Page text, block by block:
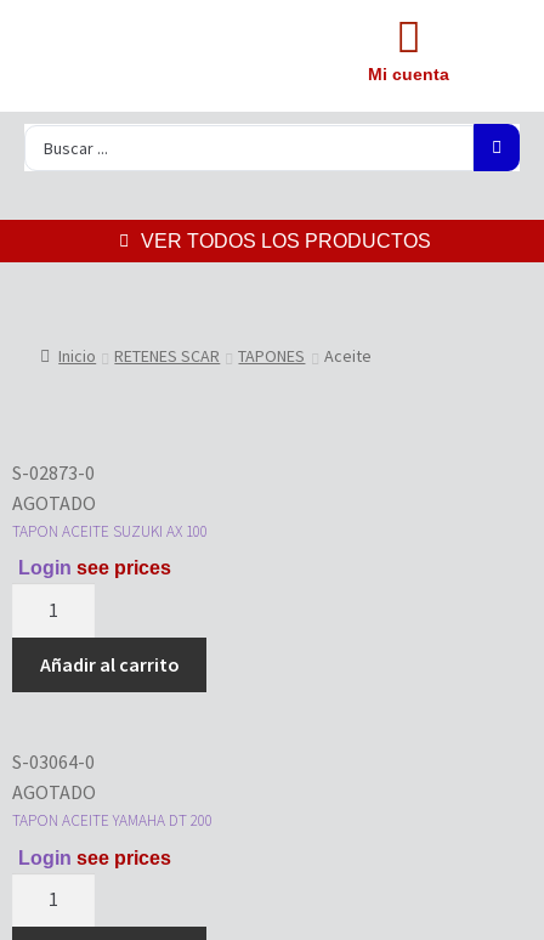
Mi cuenta
VER TODOS LOS PRODUCTOS
Inicio RETENES SCAR TAPONES Aceite
S-02873-0
AGOTADO
TAPON ACEITE SUZUKI AX 100
Login see prices
Añadir al carrito
S-03064-0
AGOTADO
TAPON ACEITE YAMAHA DT 200
Login see prices